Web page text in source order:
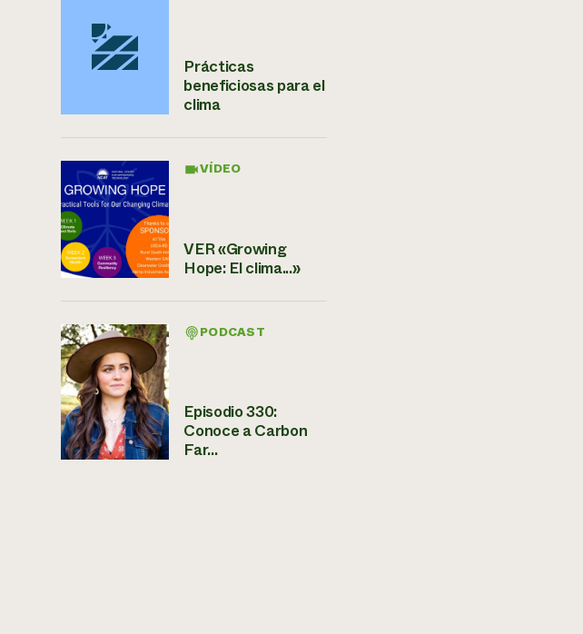
Prácticas
beneficiosas para el
clima
VÍDEO
VER «Growing
Hope: El clima...»
PODCAST
Episodio 330:
Conoce a Carbon
Far...